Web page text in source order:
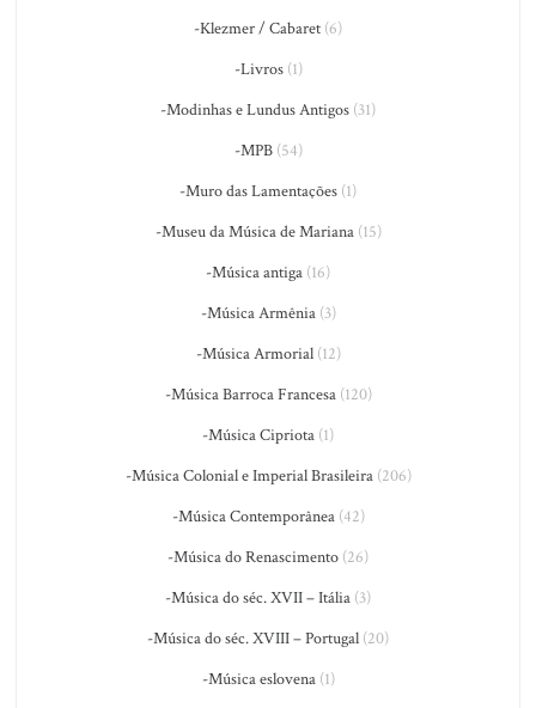
-Klezmer / Cabaret (6)
-Livros(1)
-Modinhas e Lundus Antigos (31)
-MPB(54)
-Muro das Lamentações (1)
-Museu da Música de Mariana(15)
-Música antiga (16)
-Música Armênia(3)
-Música Armorial(12)
-Música Barroca Francesa(120)
-Música Cipriota (1)
-Música Colonial e Imperial Brasileira(206)
-Música Contemporânea(42)
-Música do Renascimento (26)
-Música do séc. XVII – Itália (3)
-Música do séc. XVIII – Portugal (20)
-Música eslovena(1)